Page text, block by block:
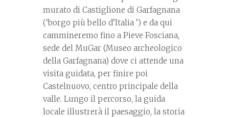
murato di Castiglione di Garfagnana
(‘borgo più bello d’Italia ’) e da qui
cammineremo fino a Pieve Fosciana,
sede del MuGar (Museo archeologico
della Garfagnana) dove ci attende una
visita guidata, per finire poi
Castelnuovo, centro principale della
valle. Lungo il percorso, la guida
locale illustrerà il paesaggio, la storia